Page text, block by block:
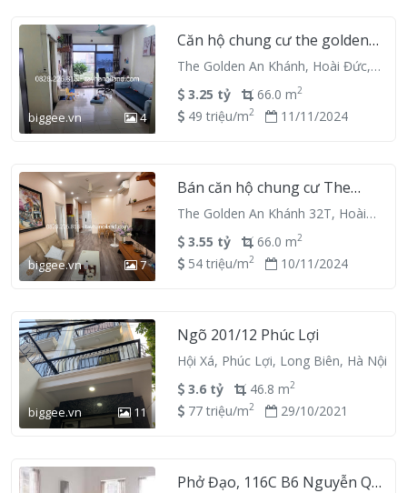
biggee.vn 4
Căn hộ chung cư the golden
An Khánh 18T, 2 ngủ 2VS
66m2
The Golden An Khánh, Hoài Đức,
Hà Nội
3.25 tỷ 66.0 m2
49 triệu/m2 11/11/2024
biggee.vn 7
Bán căn hộ chung cư The
golden An Khánh 32T, 2 ngủ
2VS 66m2, full nội thất
The Golden An Khánh 32T, Hoài
Đức, Hà Nội
3.55 tỷ 66.0 m2
54 triệu/m2 10/11/2024
biggee.vn 11
Ngõ 201/12 Phúc Lợi
Hội Xá, Phúc Lợi, Long Biên, Hà Nội
3.6 tỷ
46.8 m2
77 triệu/m2 29/10/2021
Phở Đạo, 116C B6 Nguyễn Quý